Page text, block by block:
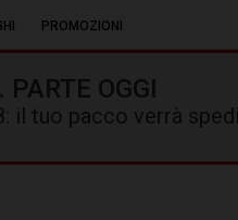
PROMOZIONI
PARTE OGGI
il tuo pacco verrà